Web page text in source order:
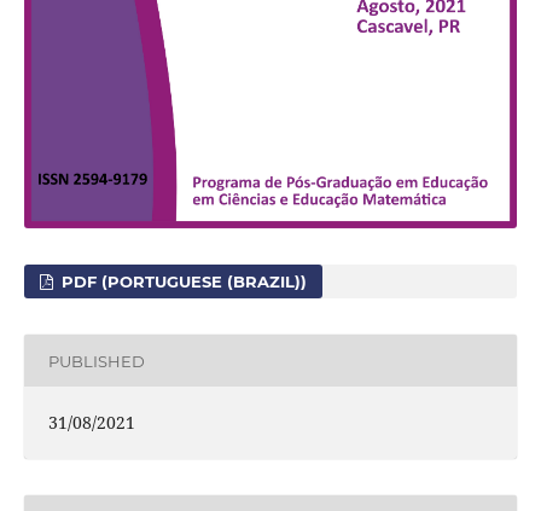
PDF (PORTUGUESE (BRAZIL))
PUBLISHED
31/08/2021